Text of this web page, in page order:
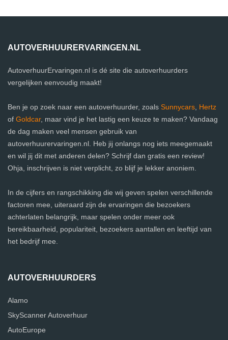
AUTOVERHUURERVARINGEN.NL
AutoverhuurErvaringen.nl is dé site die autoverhuurders
vergelijken eenvoudig maakt!
Ben je op zoek naar een autoverhuurder, zoals Sunnycars, Hertz
of Goldcar, maar vind je het lastig een keuze te maken? Vandaag
de dag maken veel mensen gebruik van
autoverhuurervaringen.nl. Heb jij onlangs nog iets meegemaakt
en wil jij dit met anderen delen? Schrijf dan gratis een review!
Ohja, inschrijven is niet verplicht, zo blijf je lekker anoniem.
In de cijfers en rangschikking die wij geven spelen verschillende
factoren mee, uiteraard zijn de ervaringen die bezoekers
achterlaten belangrijk, maar spelen onder meer ook
bereikbaarheid, populariteit, bezoekers aantallen en leeftijd van
het bedrijf mee.
AUTOVERHUURDERS
Alamo
SkyScanner Autoverhuur
AutoEurope